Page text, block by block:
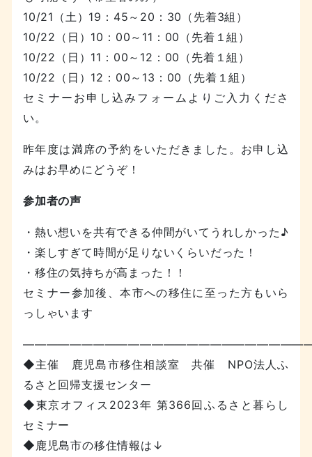
10/21（土）19：45～20：30（先着3組）
10/22（日）10：00～11：00（先着１組）
10/22（日）11：00～12：00（先着１組）
10/22（日）12：00～13：00（先着１組）
セミナーお申し込みフォームよりご入力くださ
い。
昨年度は満席の予約をいただきました。お申し込
みはお早めにどうぞ！
参加者の声
・熱い想いを共有できる仲間がいてうれしかった♪
・楽しすぎて時間が足りないくらいだった！
・移住の気持ちが高まった！！
セミナー参加後、本市への移住に至った方もいら
っしゃいます
◆主催 鹿児島市移住相談室 共催 NPO法人ふ
るさと回帰支援センター
◆東京オフィス2023年 第366回ふるさと暮らし
セミナー
◆鹿児島市の移住情報は↓